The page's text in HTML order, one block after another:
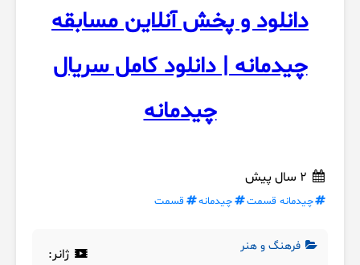
دانلود و پخش آنلاین مسابقه
چیدمانه | دانلود کامل سریال
چیدمانه
چیدمانه قسمت چیدمانه قسمت
فرهنگ و هنر ژانر: